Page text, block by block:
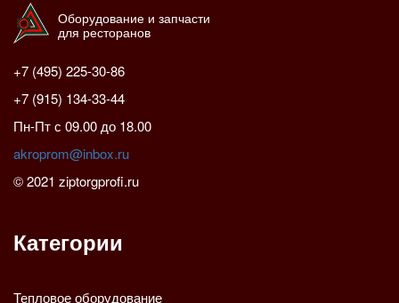
Оборудование и запчасти
для ресторанов
+7 (495) 225-30-86
+7 (915) 134-33-44
Пн-Пт с 09.00 до 18.00
akroprom@inbox.ru
© 2021 ziptorgprofi.ru
Категории
Тепловое оборудование